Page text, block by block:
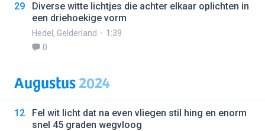
29
Diverse witte lichtjes die achter elkaar oplichten in
een driehoekige vorm
Hedel , Gelderland
1:39
0
Augustus2024
12
Fel wit licht dat na even vliegen stil hing en enorm
snel 45 graden wegvloog